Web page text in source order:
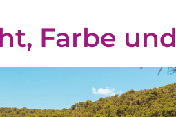
Farbe